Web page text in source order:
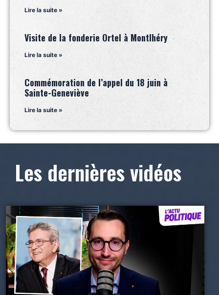
Lire la suite »
Visite de la fonderie Ortel à Montlhéry
Lire la suite »
Commémoration de l’appel du 18 juin à
Sainte-Geneviève
Lire la suite »
Les dernières vidéos